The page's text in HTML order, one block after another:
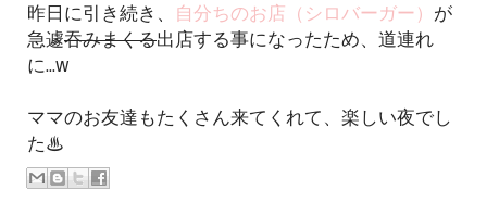
昨日に引き続き、 自分ちのお店（シロバーガー） が
急遽吞みまくる出店する事になったため、道連れ
に...w
ママのお友達もたくさん来てくれて、楽しい夜でし
た♨